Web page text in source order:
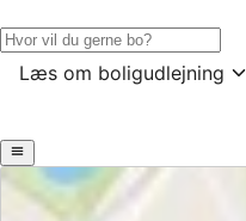
Læs om boligudlejning